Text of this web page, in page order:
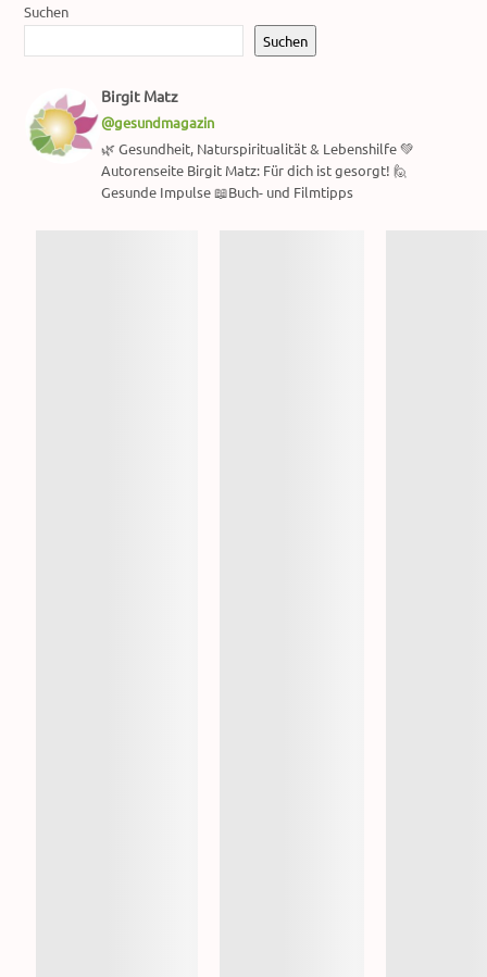
Suchen
Suchen
Birgit Matz
@gesundmagazin
🌿 Gesundheit, Naturspiritualität & Lebenshilfe 💚
Autorenseite Birgit Matz: Für dich ist gesorgt! 🙋
Gesunde Impulse 📖Buch- und Filmtipps